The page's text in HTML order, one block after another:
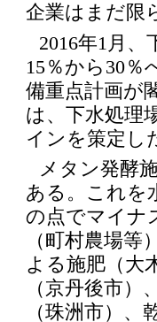
企業はまだ限
2016年1月
15％から30％
備重点計画が
は、下水処理
インを策定し
メタン発酵
ある。これを
の点でマイナ
（町村農場
よる施肥（大
（京丹後市
（珠洲市）